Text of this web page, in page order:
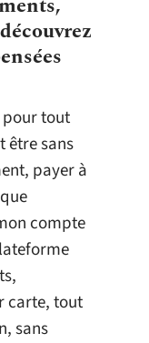
tout
être sans
payer à
compte
carte, tout
sans